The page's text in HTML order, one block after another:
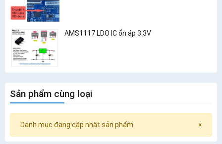
AMS1117 LDO IC ổn áp 3.3V
Sản phẩm cùng loại
×
Danh mục đang cập nhật sản phẩm